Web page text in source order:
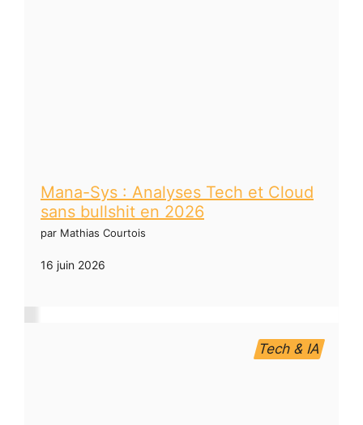
Mana-Sys : Analyses Tech et Cloud
sans bullshit en 2026
par Mathias Courtois
16 juin 2026
Tech & IA